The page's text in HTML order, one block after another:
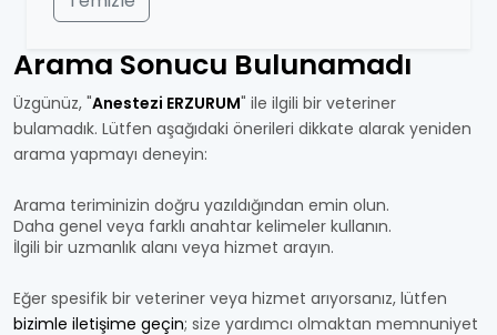
Arama Sonucu Bulunamadı
Üzgünüz, "Anestezi ERZURUM" ile ilgili bir veteriner
bulamadık. Lütfen aşağıdaki önerileri dikkate alarak yeniden
arama yapmayı deneyin:
Arama teriminizin doğru yazıldığından emin olun.
Daha genel veya farklı anahtar kelimeler kullanın.
İlgili bir uzmanlık alanı veya hizmet arayın.
Eğer spesifik bir veteriner veya hizmet arıyorsanız, lütfen
bizimle iletişime geçin; size yardımcı olmaktan memnuniyet